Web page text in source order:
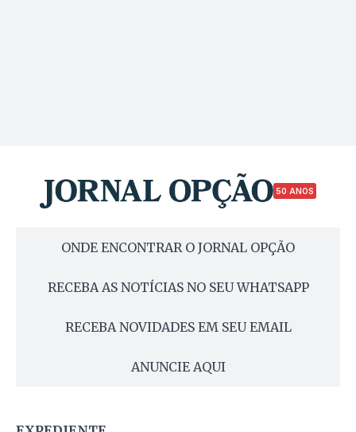
50 ANOS
ONDE ENCONTRAR O JORNAL OPÇÃO
RECEBA AS NOTÍCIAS NO SEU WHATSAPP
RECEBA NOVIDADES EM SEU EMAIL
ANUNCIE AQUI